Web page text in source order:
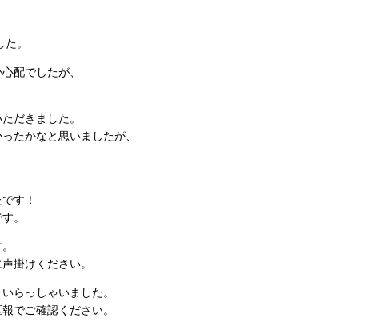
。
配でしたが、
だきました。
たかなと思いましたが、
す！
。
掛けください。
らっしゃいました。
でご確認ください。